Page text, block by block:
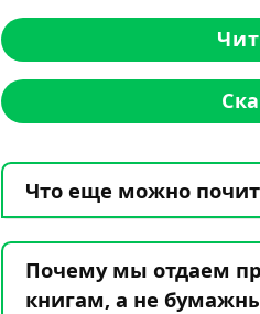
Что еще можно
Почему мы отдаем
книгам, а не